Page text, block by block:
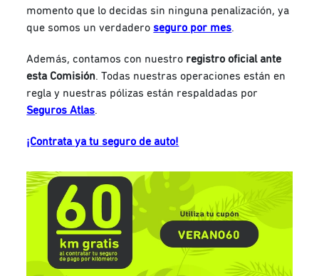
momento que lo decidas sin ninguna penalización, ya
que somos un verdaderoseguro por mes.
Además,contamos con nuestro registro oficial ante
esta Comisión. Todas nuestras operaciones están en
regla y nuestras pólizas están respaldadas por
Seguros Atlas.
¡Contrata ya tu seguro de auto!